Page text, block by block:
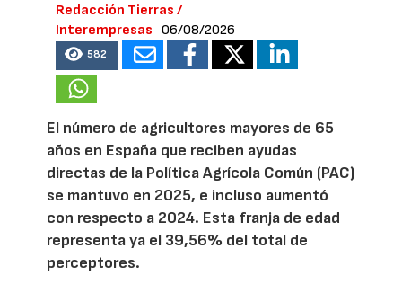
Redacción Tierras /
Interempresas
06/08/2026
582
El número de agricultores mayores de 65
años en España que reciben ayudas
directas de la Política Agrícola Común (PAC)
se mantuvo en 2025, e incluso aumentó
con respecto a 2024. Esta franja de edad
representa ya el 39,56% del total de
perceptores.